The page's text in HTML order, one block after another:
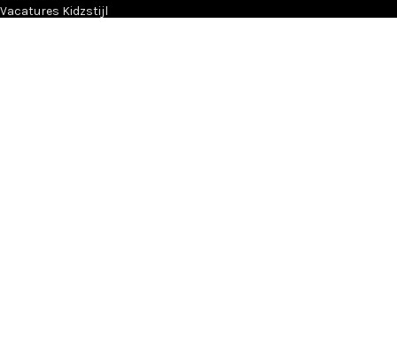
Vacatures Kidzstijl